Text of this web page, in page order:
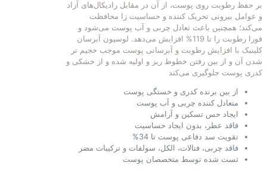
بر حفظ رطوبت روی پوست، از آن در مقابل رادیکال‌های آزاد
و عوامل بیرونی تحریک کننده و حساسیت زا محافظت
می‌کند؛ همچنین باعث تعادل چربی و آب پوست می‌شود و
فورا رطوبت را تا 119% افزایش می‌دهد. لوسیون آبرسان
کلینیک با افزایش رطوبت و آبرسانی پوست موجب حجیم تر
شدن آن و از بین رفتن خطوط ریز و اولیه شده و از خشکی و
کدری پوست جلوگیری می‌کند
از بین برنده کدری و خستگی پوست
متعادل کننده چربی و آب پوست
ایجاد حس تسکین و آرامش
فاقد عطر، بدون ایجاد حساسیت
تقویت سد دفاعی پوست تا 34%
فاقد چربی، فتالات، الکل، سولفات و ترکیبات مضر
تست شده توسط متخصصان پوست